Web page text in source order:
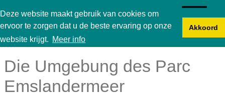
Deze website maakt gebruik van cookies om
ervoor te zorgen dat u de beste ervaring op onze
website krijgt. Meer info
Akkoord
Karperbungalow
Die Umgebung des Parc
Emslandermeer